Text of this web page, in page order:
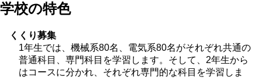
学校の特色
くくり募集
1年生では、機械系80名、電気系80名がそれぞれ共通の
普通科目、専門科目を学習します。そして、2年生から
はコースに分かれ、それぞれ専門的な科目を学習しま